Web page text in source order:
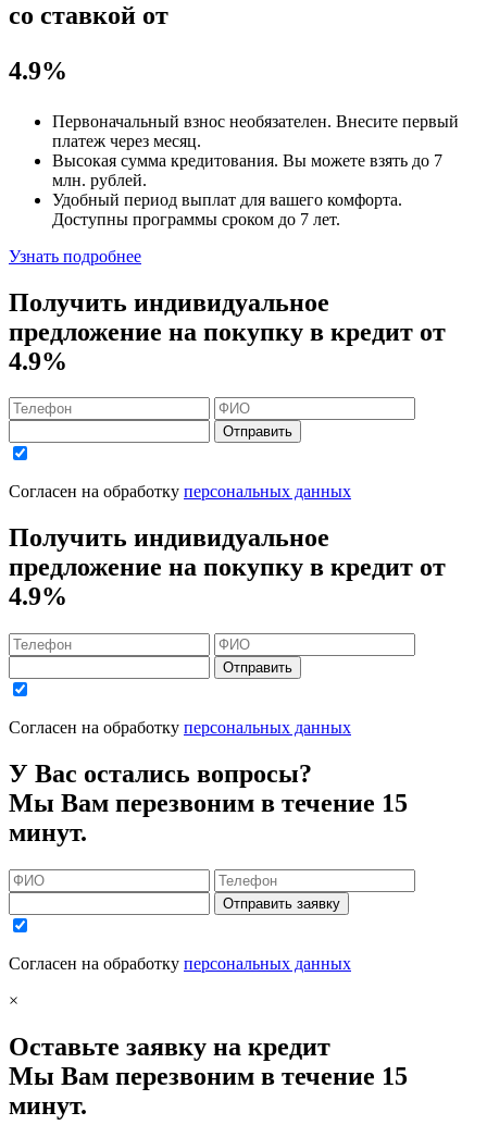
со ставкой от
4.9%
Первоначальный взнос необязателен. Внесите первый
платеж через месяц.
Высокая сумма кредитования. Вы можете взять до 7
млн. рублей.
Удобный период выплат для вашего комфорта.
Доступны программы сроком до 7 лет.
Узнать подробнее
Получить индивидуальное
предложение на покупку в кредит от
4.9%
Отправить
Согласен на обработку персональных данных
Получить индивидуальное
предложение на покупку в кредит от
4.9%
Отправить
Согласен на обработку персональных данных
У Вас остались вопросы?
Мы Вам перезвоним в течение 15
минут.
Отправить заявку
Согласен на обработку персональных данных
×
Оставьте заявку на кредит
Мы Вам перезвоним в течение 15
минут.